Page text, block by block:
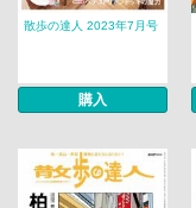
散歩の達人 2023年7月号
購入